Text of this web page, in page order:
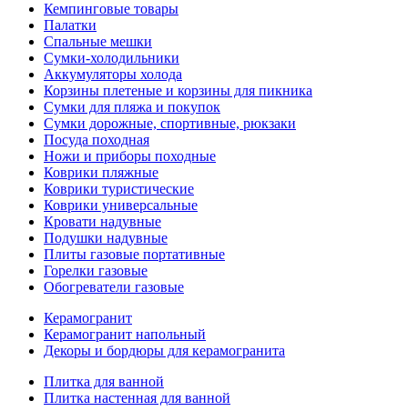
Кемпинговые товары
Палатки
Спальные мешки
Сумки-холодильники
Аккумуляторы холода
Корзины плетеные и корзины для пикника
Сумки для пляжа и покупок
Сумки дорожные, спортивные, рюкзаки
Посуда походная
Ножи и приборы походные
Коврики пляжные
Коврики туристические
Коврики универсальные
Кровати надувные
Подушки надувные
Плиты газовые портативные
Горелки газовые
Обогреватели газовые
Керамогранит
Керамогранит напольный
Декоры и бордюры для керамогранита
Плитка для ванной
Плитка настенная для ванной